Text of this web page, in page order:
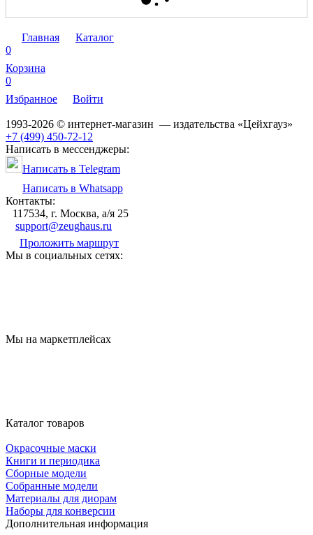
Главная
Каталог
0
Корзина
0
Избранное
Войти
1993-2026 © интернет-магазин — издательства «Цейхгауз»
+7 (499) 450-72-12
Написать в мессенджеры:
Написать в Telegram
Написать в Whatsapp
Контакты:
117534, г. Москва, а/я 25
support@zeughaus.ru
Проложить маршрут
Мы в социальных сетях:
Мы на маркетплейсах
Каталог товаров
Окрасочные маски
Книги и периодика
Сборные модели
Собранные модели
Материалы для диорам
Наборы для конверсии
Дополнительная информация